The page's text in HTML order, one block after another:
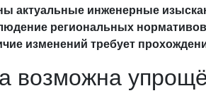
актуальные инженерные
региональных нормативов
изменений требует
возможна